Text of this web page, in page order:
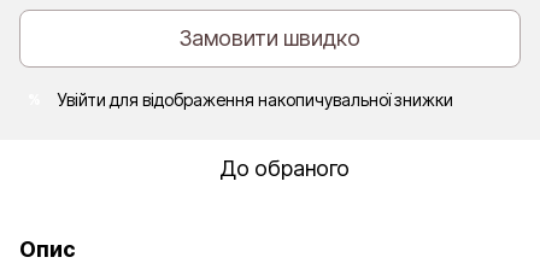
Замовити швидко
Увійти для відображення накопичувальної знижки
До обраного
Опис